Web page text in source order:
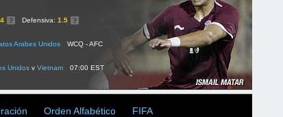
Defensiva: 1.5
Arabes Unidos WCQ - AFC
Unidos v Vietnam 07:00 EST
Orden Alfabético FIFA